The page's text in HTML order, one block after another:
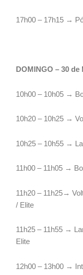
17h00 – 17h15 →
DOMINGO – 30 de
10h00 – 10h05 →
10h20 – 10h25 →
10h25 – 10h55 →
11h00 – 11h05 →
11h20 – 11h25→
/ Elite
11h25 – 11h55 →
Elite
12h00 – 13h00 →